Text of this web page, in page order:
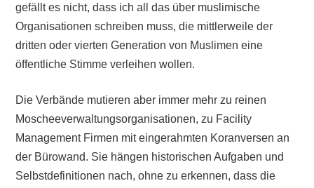
gefällt es nicht, dass ich all das über muslimische
Organisationen schreiben muss, die mittlerweile der
dritten oder vierten Generation von Muslimen eine
öffentliche Stimme verleihen wollen.
Die Verbände mutieren aber immer mehr zu reinen
Moscheeverwaltungsorganisationen, zu Facility
Management Firmen mit eingerahmten Koranversen an
der Bürowand. Sie hängen historischen Aufgaben und
Selbstdefinitionen nach, ohne zu erkennen, dass die